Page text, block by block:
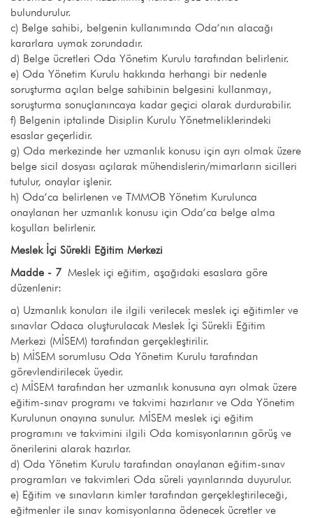
bulundurulur.
c) Belge sahibi, belgenin kullanımında Oda‘nın alacağı
kararlara uymak zorundadır.
d) Belge ücretleri Oda Yönetim Kurulu tarafından belirlenir.
e) Oda Yönetim Kurulu hakkında herhangi bir nedenle
soruşturma açılan belge sahibinin belgesini kullanmayı,
soruşturma sonuçlanıncaya kadar geçici olarak durdurabilir.
f) Belgenin iptalinde Disiplin Kurulu Yönetmeliklerindeki
esaslar geçerlidir.
g) Oda merkezinde her uzmanlık konusu için ayrı olmak üzere
belge sicil dosyası açılarak mühendislerin/mimarların sicilleri
tutulur, onaylar işlenir.
h) Oda‘ca belirlenen ve TMMOB Yönetim Kurulunca
onaylanan her uzmanlık konusu için Oda‘ca belge alma
koşulları belirlenir.
Meslek İçi Sürekli Eğitim Merkezi
Madde - 7 Meslek içi eğitim, aşağıdaki esaslara göre
düzenlenir:
a) Uzmanlık konuları ile ilgili verilecek meslek içi eğitimler ve
sınavlar Odaca oluşturulacak Meslek İçi Sürekli Eğitim
Merkezi (MİSEM) tarafından gerçekleştirilir.
b) MİSEM sorumlusu Oda Yönetim Kurulu tarafından
görevlendirilecek üyedir.
c) MİSEM tarafından her uzmanlık konusuna ayrı olmak üzere
eğitim-sınav programı ve takvimi hazırlanır ve Oda Yönetim
Kurulunun onayına sunulur. MİSEM meslek içi eğitim
programını ve takvimini ilgili Oda komisyonlarının görüş ve
önerilerini alarak hazırlar.
d) Oda Yönetim Kurulu tarafından onaylanan eğitim-sınav
programları ve takvimleri Oda süreli yayınlarında duyurulur.
e) Eğitim ve sınavların kimler tarafından gerçekleştirileceği,
eğitmenler ile sınav komisyonlarına ödenecek ücretler ve